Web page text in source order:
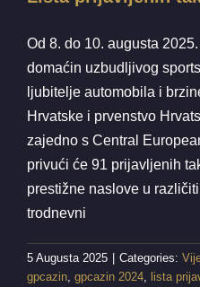
Od 8. do 10. augusta
domaćin uzbudljivog
ljubitelje automobila i
Hrvatske i prvenstvo
zajedno s Central
privući će 91 prijavljenih
prestižne naslove u
trodnevni
5 Augusta 2025 Categories:
gpcazin gpcazin 2024
lista